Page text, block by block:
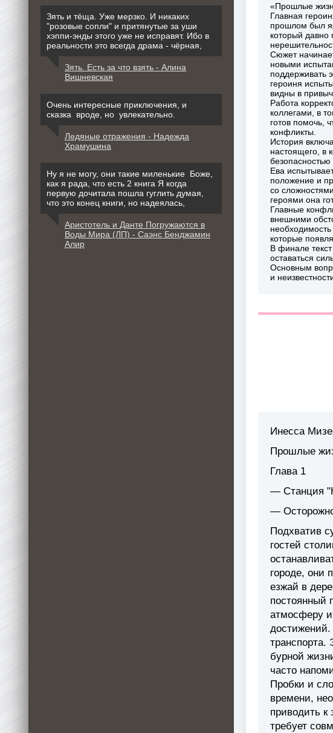
«Прошлые
Главная
прошлом был
который
Сюжет
новыми
поддерживать
героиня
видны в
Работа
коллегами, в
готов помочь,
конфликты.
История
настоящего, в
безопасностью
Ева
положение и
со
героями она
Главные
внешними
которые
В финале
оставаться
Основным
и
Инесса
Прошлые
Глава 1
— Станция
—
Подхватив
гостей
городе, они
езжай в
постоянный
атмосферу
транспорта.
бурной
часто
Пробки и
времени,
приводить
требует
Зять и тёща. Уже мерзко. И никаких
"розовые сопли" и притянутые за уши
хэппи-энды этого уже не исправят. Ибо в
реальности это всегда драма - чёрная,
Зять. Есть за что взять - Алина
Вишневская
Очень интересные приключения, и
сказка вроде, но увлекательно.
Ледяные отражения - Надежда
Храмушина
Ну я не могу, они такие миленькие Боже,
как я рада, что есть 2 книга Я когда
первую дочитала пошла гуглить думая,
что это конец книги, но надеялась,
Аристотель и Данте Погружаются в
Воды Мира (ЛП) - Саэнс Бенджамин
Алир